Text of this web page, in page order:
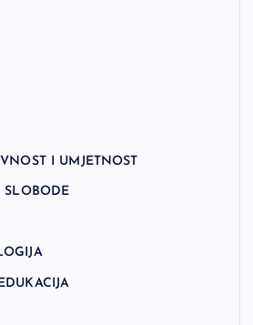
I UMJETNOST
SLOBODE